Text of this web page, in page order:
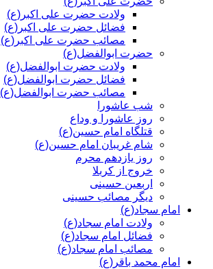
ولادت حضرت علی اکبر(ع)
فضائل حضرت علی اکبر(ع)
مصائب حضرت علی اکبر(ع)
حضرت ابوالفضل(ع)
ولادت حضرت ابوالفضل(ع)
فضائل حضرت ابوالفضل(ع)
مصائب حضرت ابوالفضل(ع)
شب عاشورا
روز عاشورا و وداع
قتلگاه امام حسین(ع)
شام غریبان امام حسین(ع)
روز یازدهم محرم
خروج از کربلا
اربعین حسینی
دیگر مصائب حسینی
امام سجاد(ع)
ولادت امام سجاد(ع)
فضائل امام سجاد(ع)
مصائب امام سجاد(ع)
امام محمد باقر(ع)